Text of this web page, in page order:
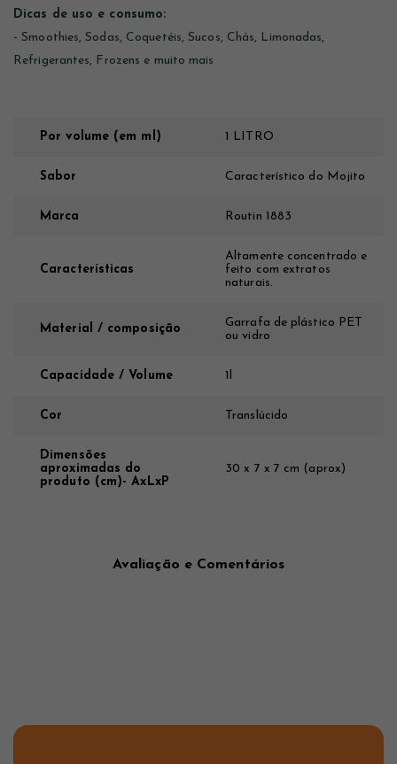
Dicas de uso e consumo:
- Smoothies, Sodas, Coquetéis, Sucos, Chás, Limonadas,
Refrigerantes, Frozens e muito mais
Por volume (em ml) 1 LITRO
Sabor Característico do Mojito
Marca Routin 1883
Características
Altamente concentrado e
feito com extratos
naturais.
Material / composição
Garrafa de plástico PET
ou vidro
Capacidade / Volume 1l
Cor Translúcido
Dimensões
aproximadas do
produto (cm)- AxLxP
30 x 7 x 7 cm (aprox)
Avaliação e Comentários